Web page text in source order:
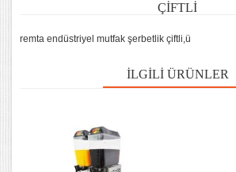
ÇIFTLI
remta endüstriyel mutfak şerbetlik çiftli,ü
İLGILI ÜRÜNLER